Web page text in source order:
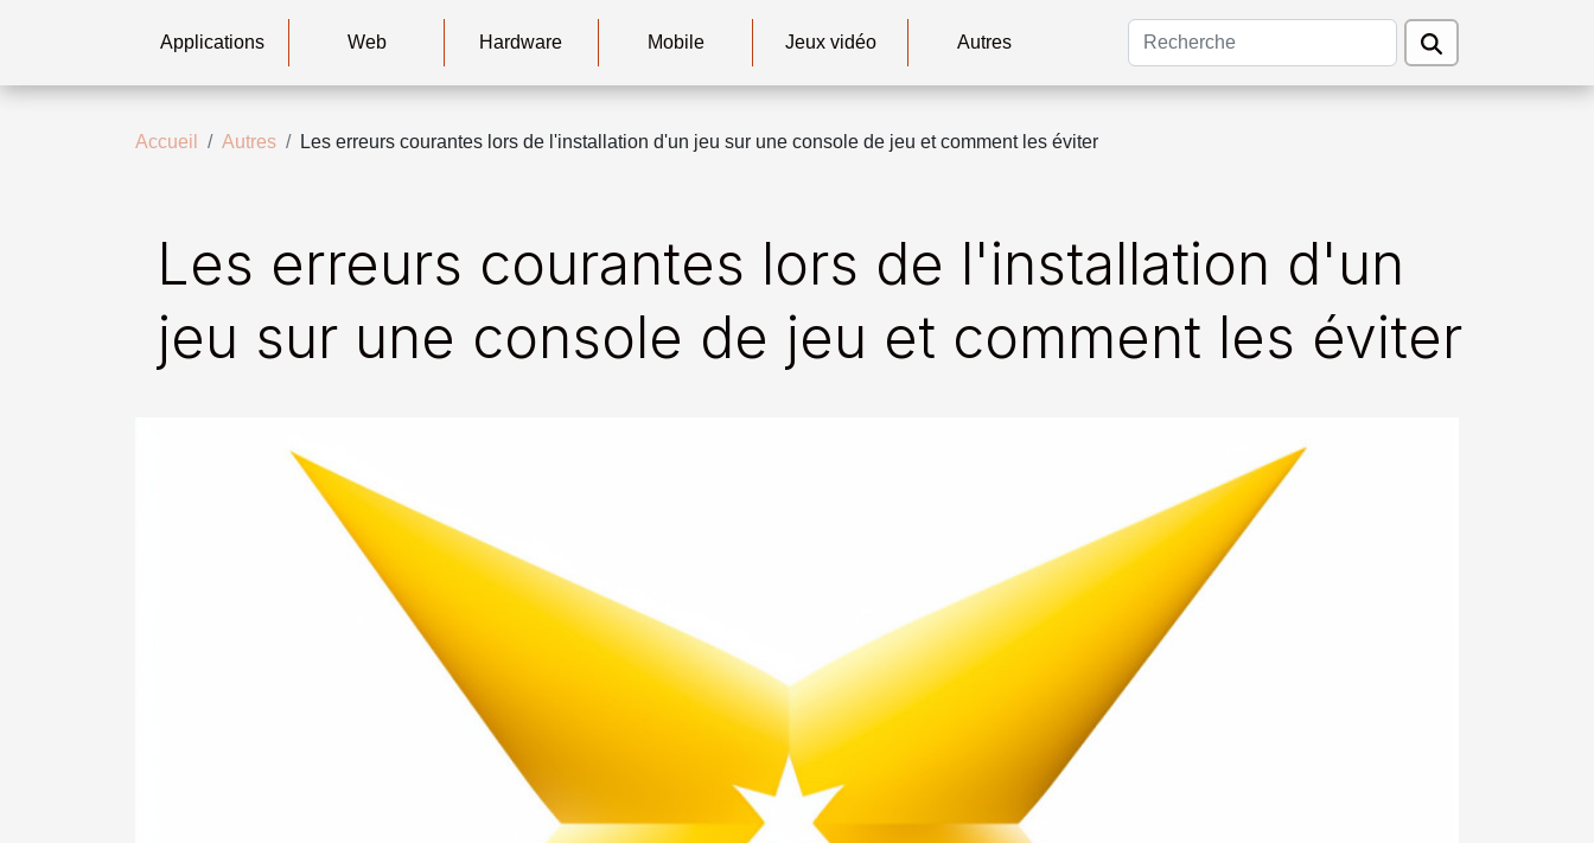
Applications Web Hardware Mobile Jeux vidéo Autres
Accueil Autres Les erreurs courantes lors de l'installation d'un jeu sur une console de jeu et comment les éviter
Les erreurs courantes lors de l'installation d'un
jeu sur une console de jeu et comment les éviter